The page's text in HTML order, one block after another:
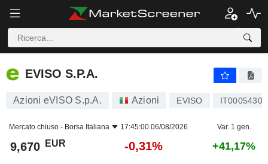
EVISO S.P.A.
EVISO S.P.A.
Azioni eVISO S.p.A. Azioni EVISO
Mercato chiuso - Borsa Italiana 17:45:00 06/08/2026 Var. 1 gen.
9,670 EUR -0,31% +41,17%